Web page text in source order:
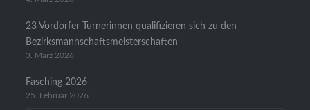
23 Vordorfer Turnerinnen qualifizieren sich zu den
Bezirksmannschaftsmeisterschaften
3. März 2026
Fasching 2026
25. Februar 2026